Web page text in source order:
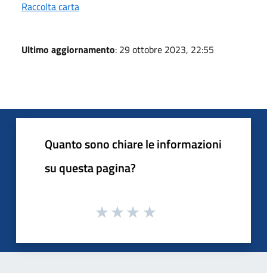
Raccolta carta
Ultimo aggiornamento: 29 ottobre 2023, 22:55
Quanto sono chiare le informazioni
su questa pagina?